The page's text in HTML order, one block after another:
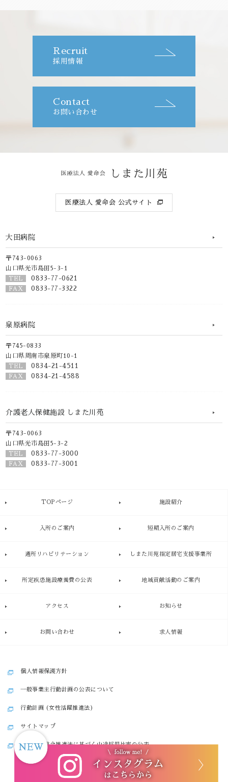
Recruit
採用情報
Contact
お問い合わせ
医療法人 愛命会 公式サイト
大田病院
〒743-0063
山口県光市島田5-3-1
TEL 0833-77-0621
FAX 0833-77-3322
泉原病院
〒745-0833
山口県周南市泉原町10-1
TEL 0834-21-4511
FAX 0834-21-4588
介護老人保健施設 しまた川苑
〒743-0063
山口県光市島田5-3-2
TEL 0833-77-3000
FAX 0833-77-3001
TOPページ 施設紹介
入所のご案内 短期入所のご案内
通所リハビリテーション しまた川苑指定居宅支援事業所
所定疾患施設療養費の公表 地域貢献活動のご案内
アクセス お知らせ
お問い合わせ 求人情報
個人情報保護方針
一般事業主行動計画の公表について
行動計画 (女性活躍推進法)
サイトマップ
労働施設総合推進法に基づく中途採用比率の公表
© 2019 医療法人 愛命会.